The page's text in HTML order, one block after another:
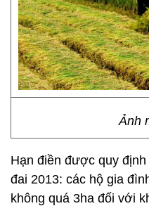
Ảnh
Hạn điền được quy
đai 2013: các hộ gia
không quá 3ha đối với